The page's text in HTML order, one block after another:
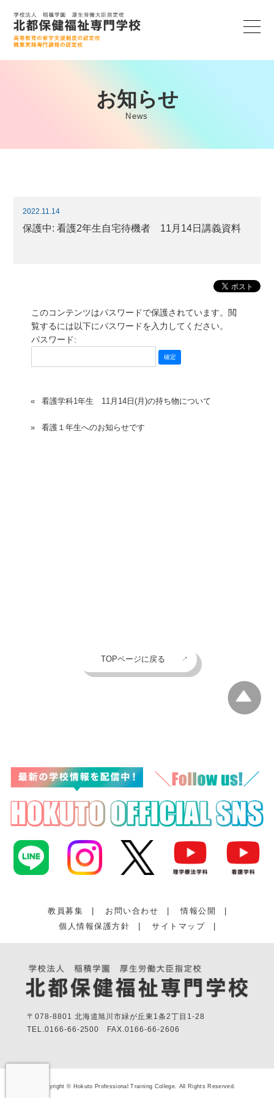
お知らせ
News
2022.11.14
保護中: 看護2年生自宅待機者 11月14日講義資料
このコンテンツはパスワードで保護されています。閲
覧するには以下にパスワードを入力してください。
パスワード:
看護学科1年生 11月14日(月)の持ち物について
看護１年生へのお知らせです
TOPページに戻る
教員募集 お問い合わせ 情報公開
個人情報保護方針
サイトマップ
〒078-8801 北海道旭川市緑が丘東1条2丁目1-28
TEL. 0166-66-2500 FAX.0166-66-2606
Copyright © Hokuto Professional Training College. All Rights Reserved.